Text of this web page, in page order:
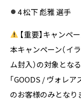
4 松下 彪雅 選手
【重要】キャンペ
本キャンペーン（イ
ム封入）の対象とな
「GOODS / ヴォレ
のお客様のみとなり